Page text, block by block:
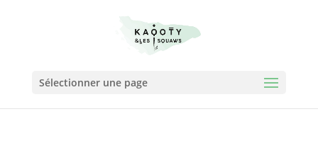
Sélectionner une page